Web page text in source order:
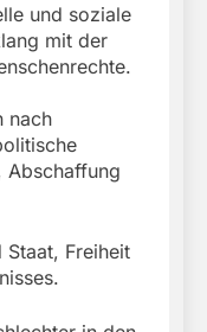
und soziale
mit der
nach
Abschaffung
Freiheit